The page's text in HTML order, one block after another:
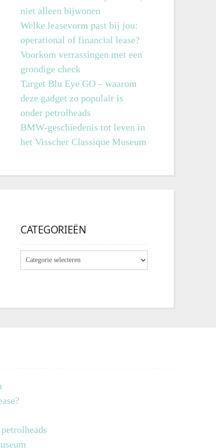
niet alleen bijwonen
Welke leasevorm past bij jou:
operational of financial lease?
Voorkom verrassingen met een
grondige check
Target Blu Eye GO – waarom
deze gadget zo populair is
onder petrolheads
BMW-geschiedenis tot leven in
het Visscher Classique Museum
CATEGORIEËN